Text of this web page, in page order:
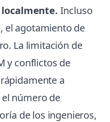
Incluso
el agotamiento de
La limitación de
y conflictos de
a
número de
de los ingenieros,